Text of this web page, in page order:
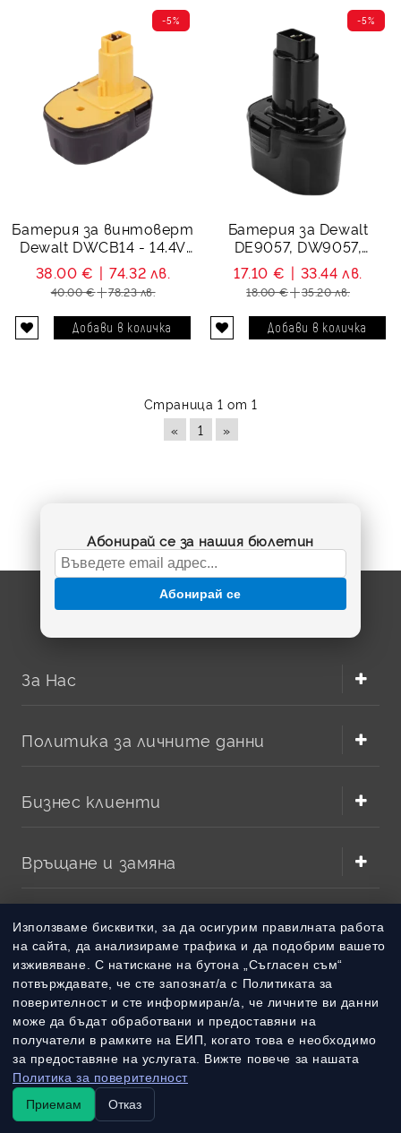
Използваме бисквитки, за да осигурим правилната работа
на сайта, да анализираме трафика и да подобрим вашето
изживяване. С натискане на бутона „Съгласен съм“
потвърждавате, че сте запознат/а с Политиката за
поверителност и сте информиран/а, че личните ви данни
може да бъдат обработвани и предоставяни на
получатели в рамките на ЕИП, когато това е необходимо
за предоставяне на услугата. Вижте повече за нашата
Политика за поверителност
Приемам
Отказ
Батерия за винтоверт
Dewalt DWCB14 - 14.4V
3000 mAh
-5%
38.00 € 74.32 лв.
40.00 € 78.23 лв.
Батерия за Dewalt
DE9057, DW9057,
DE9085 - 7.2V 3000 mAh
-5%
17.10 € 33.44 лв.
18.00 € 35.20 лв.
Страница 1 от 1
«
1 »
Абонирай се за нашия бюлетин
Абонирай се
За Нас
Политика за личните данни
Бизнес клиенти
Връщане и замяна
Методи на плащане
Методи на доставка
© 2010 – 2026 Всички права запазени
batterymarket.bg